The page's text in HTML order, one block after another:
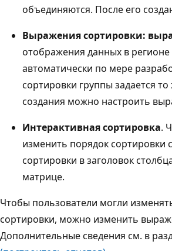
объединяются. После его
Выражения сортировки:
отображения данных в
автоматически по мере
сортировки группы задается
создания можно настроить
Интерактивная сортировка.
изменить порядок сортировки
сортировки в заголовок
матрице.
Чтобы пользователи могли
сортировки, можно изменить
Дополнительные сведения см. в